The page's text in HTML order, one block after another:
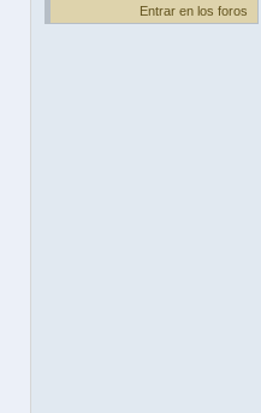
Entrar en los foros